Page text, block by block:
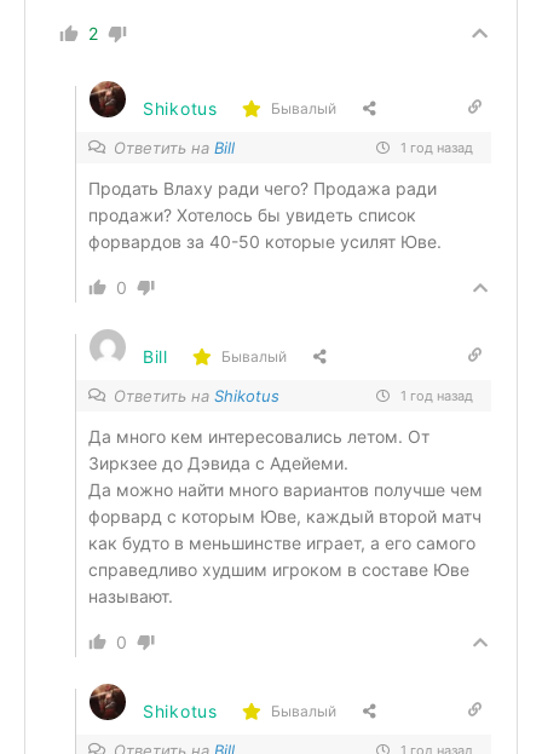
2
Shikotus Бывалый
Ответить на Bill 1 год назад
Продать Влаху ради чего? Продажа ради
продажи? Хотелось бы увидеть список
форвардов за 40-50 которые усилят Юве.
0
Bill Бывалый
Ответить на Shikotus 1 год назад
Да много кем интересовались летом. От
Зиркзее до Дэвида с Адейеми.
Да можно найти много вариантов получше чем
форвард с которым Юве, каждый второй матч
как будто в меньшинстве играет, а его самого
справедливо худшим игроком в составе Юве
называют.
0
Shikotus Бывалый
1 год назад